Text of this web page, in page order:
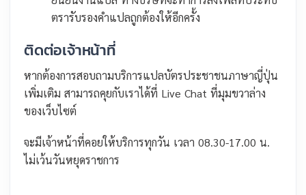
ตรารับรองคำแปลถูกต้องให้อีกครั้ง
ติดต่อเจ้าหน้าที่
หากต้องการสอบถามบริการแปลบัตรประชาชนภาษาญี่ปุ่น
เพิ่มเติม สามารถคุยกับเราได้ที่ Live Chat ที่มุมขวาล่าง
ของเว็บไซต์
จะมีเจ้าหน้าที่คอยให้บริการทุกวัน เวลา 08.30-17.00 น.
ไม่เว้นวันหยุดราชการ